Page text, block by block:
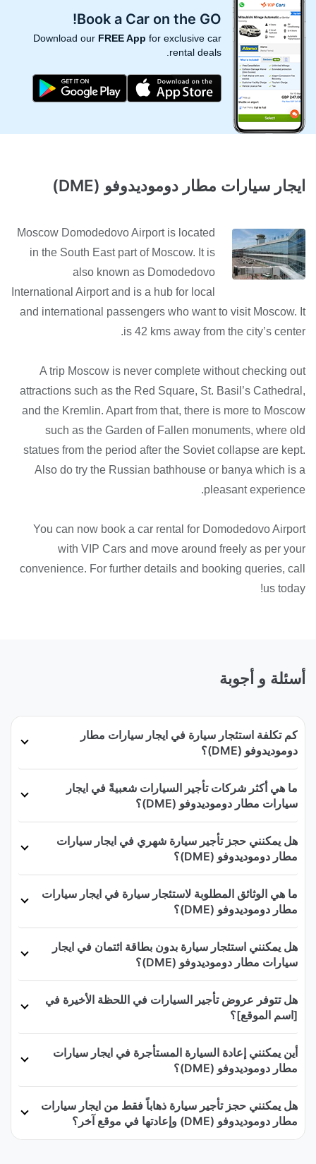
Book a Car on the GO!
Download our FREE App for exclusive car
rental deals.
ايجار سيارات مطار دوموديدوفو (DME)
Moscow Domodedovo Airport is located
in the South East part of Moscow. It is
also known as Domodedovo
International Airport and is a hub for local
and international passengers who want to visit Moscow. It
is 42 kms away from the city’s center.
A trip Moscow is never complete without checking out
attractions such as the Red Square, St. Basil’s Cathedral,
and the Kremlin. Apart from that, there is more to Moscow
such as the Garden of Fallen monuments, where old
statues from the period after the Soviet collapse are kept.
Also do try the Russian bathhouse or banya which is a
pleasant experience.
You can now book a car rental for Domodedovo Airport
with VIP Cars and move around freely as per your
convenience. For further details and booking queries, call
us today!
أسئلة و أجوبة
كم تكلفة استئجار سيارة في ايجار سيارات مطار
دوموديدوفو (DME)؟
ما هي أكثر شركات تأجير السيارات شعبيةً في ايجار
سيارات مطار دوموديدوفو (DME)؟
هل يمكنني حجز تأجير سيارة شهري في ايجار سيارات
مطار دوموديدوفو (DME)؟
ما هي الوثائق المطلوبة لاستئجار سيارة في ايجار سيارات
مطار دوموديدوفو (DME)؟
هل يمكنني استئجار سيارة بدون بطاقة ائتمان في ايجار
سيارات مطار دوموديدوفو (DME)؟
هل تتوفر عروض تأجير السيارات في اللحظة الأخيرة في
[اسم الموقع]؟
أين يمكنني إعادة السيارة المستأجرة في ايجار سيارات
مطار دوموديدوفو (DME)؟
هل يمكنني حجز تأجير سيارة ذهاباً فقط من ايجار سيارات
مطار دوموديدوفو (DME) وإعادتها في موقع آخر؟